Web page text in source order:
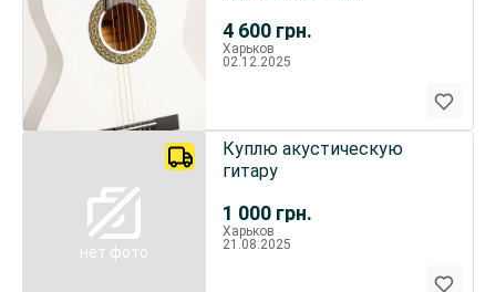
4 600 грн.
Харьков
02.12.2025
нет фото
1 000 грн.
Куплю акустическую
гитару
Харьков
21.08.2025